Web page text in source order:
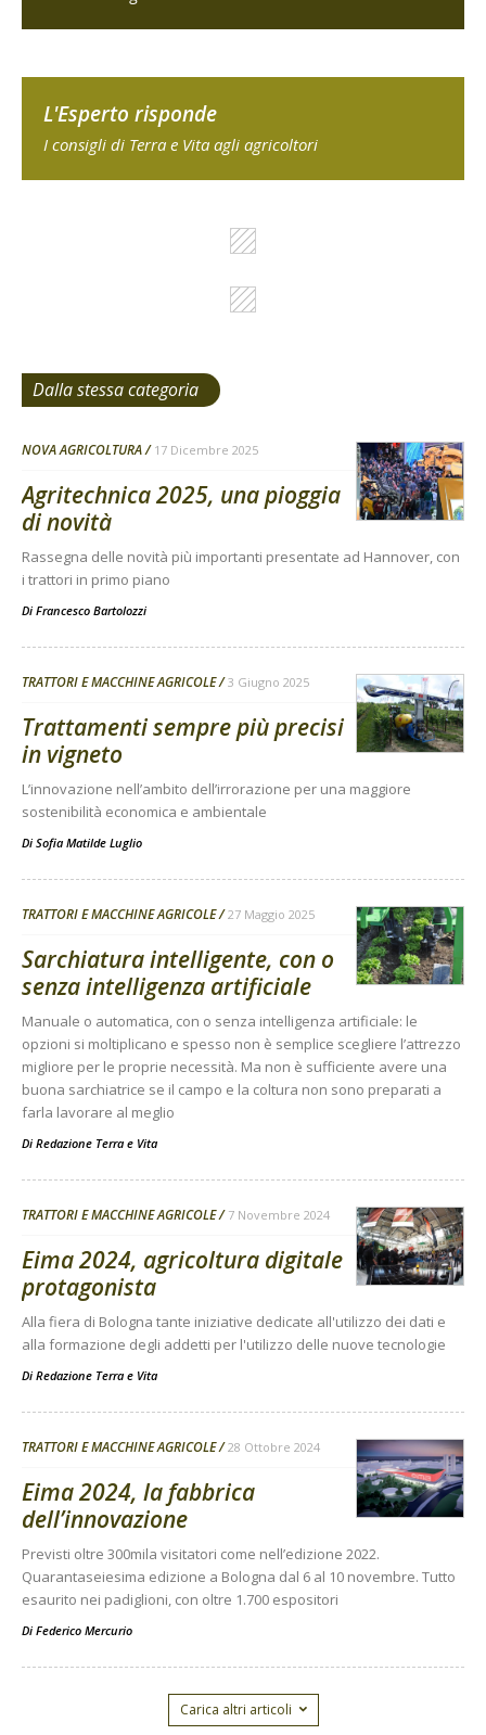
L'Esperto risponde
I consigli di Terra e Vita agli agricoltori
Dalla stessa categoria
NOVA AGRICOLTURA 17 Dicembre 2025
Agritechnica 2025, una pioggia
di novità
Rassegna delle novità più importanti presentate ad Hannover, con
i trattori in primo piano
Di Francesco Bartolozzi
TRATTORI E MACCHINE AGRICOLE 3 Giugno 2025
Trattamenti sempre più precisi
in vigneto
L’innovazione nell’ambito dell’irrorazione per una maggiore
sostenibilità economica e ambientale
Di Sofia Matilde Luglio
TRATTORI E MACCHINE AGRICOLE 27 Maggio 2025
Sarchiatura intelligente, con o
senza intelligenza artificiale
Manuale o automatica, con o senza intelligenza artificiale: le
opzioni si moltiplicano e spesso non è semplice scegliere l’attrezzo
migliore per le proprie necessità. Ma non è sufficiente avere una
buona sarchiatrice se il campo e la coltura non sono preparati a
farla lavorare al meglio
Di Redazione Terra e Vita
TRATTORI E MACCHINE AGRICOLE 7 Novembre 2024
Eima 2024, agricoltura digitale
protagonista
Alla fiera di Bologna tante iniziative dedicate all'utilizzo dei dati e
alla formazione degli addetti per l'utilizzo delle nuove tecnologie
Di Redazione Terra e Vita
TRATTORI E MACCHINE AGRICOLE 28 Ottobre 2024
Eima 2024, la fabbrica
dell’innovazione
Previsti oltre 300mila visitatori come nell’edizione 2022.
Quarantaseiesima edizione a Bologna dal 6 al 10 novembre. Tutto
esaurito nei padiglioni, con oltre 1.700 espositori
Di Federico Mercurio
Carica altri articoli